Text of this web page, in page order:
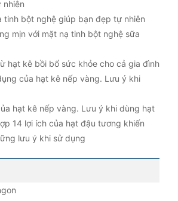
nhiên
tinh bột nghệ giúp bạn đẹp tự nhiên
mịn với mặt nạ tinh bột nghệ sữa
hạt kê bồi bổ sức khỏe cho cả gia đình
của hạt kê nếp vàng. Lưu ý khi
hạt kê nếp vàng. Lưu ý khi dùng hạt
14 lợi ích của hạt đậu tương khiến
lưu ý khi sử dụng